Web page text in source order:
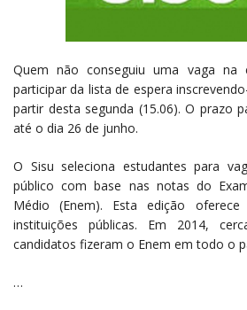
Quem não conseguiu uma vaga na
participar da lista de espera
partir desta segunda (15.06). O prazo
até o dia 26 de junho.
O Sisu seleciona estudantes para
público com base nas notas do
Médio (Enem). Esta edição
instituições públicas. Em 2014,
candidatos fizeram o Enem em todo o
…